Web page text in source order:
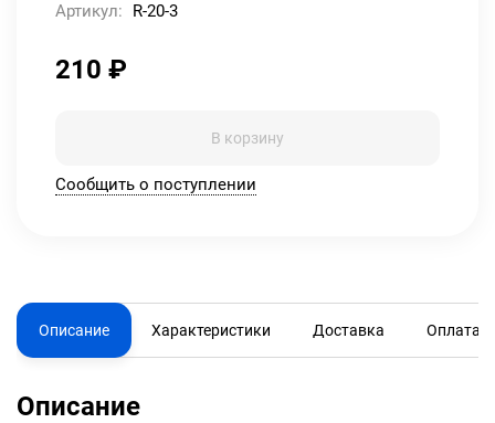
Артикул: R-20-3
210 ₽
В корзину
Сообщить о поступлении
Описание Характеристики Доставка Оплата
Описание